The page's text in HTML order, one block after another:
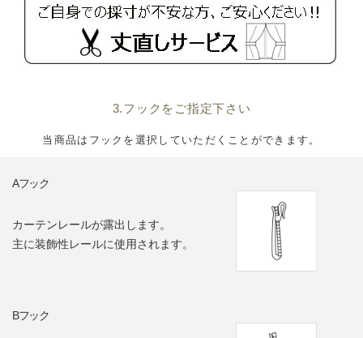
3.フックをご指定下さい
当商品はフックを選択していただくことができます。
Aフック
カーテンレールが露出します。
主に装飾性レールに使用されます。
Bフック